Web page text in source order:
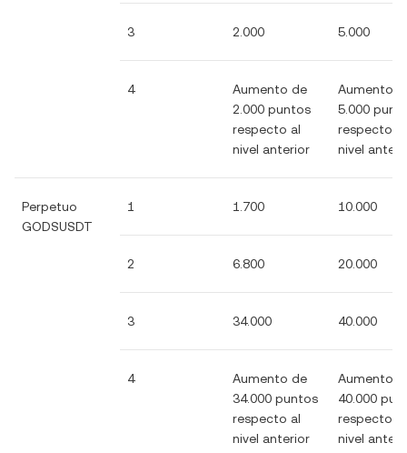
3 2.000 5.000
4
Aumento de
2.000 puntos
respecto al
nivel anterior
Aumento
5.000
respecto al
nivel
Perpetuo
GODSUSDT
1 1.700 10.000
2 6.800 20.000
3 34.000 40.000
4
Aumento de
34.000 puntos
respecto al
nivel anterior
Aumento
40.000
respecto al
nivel